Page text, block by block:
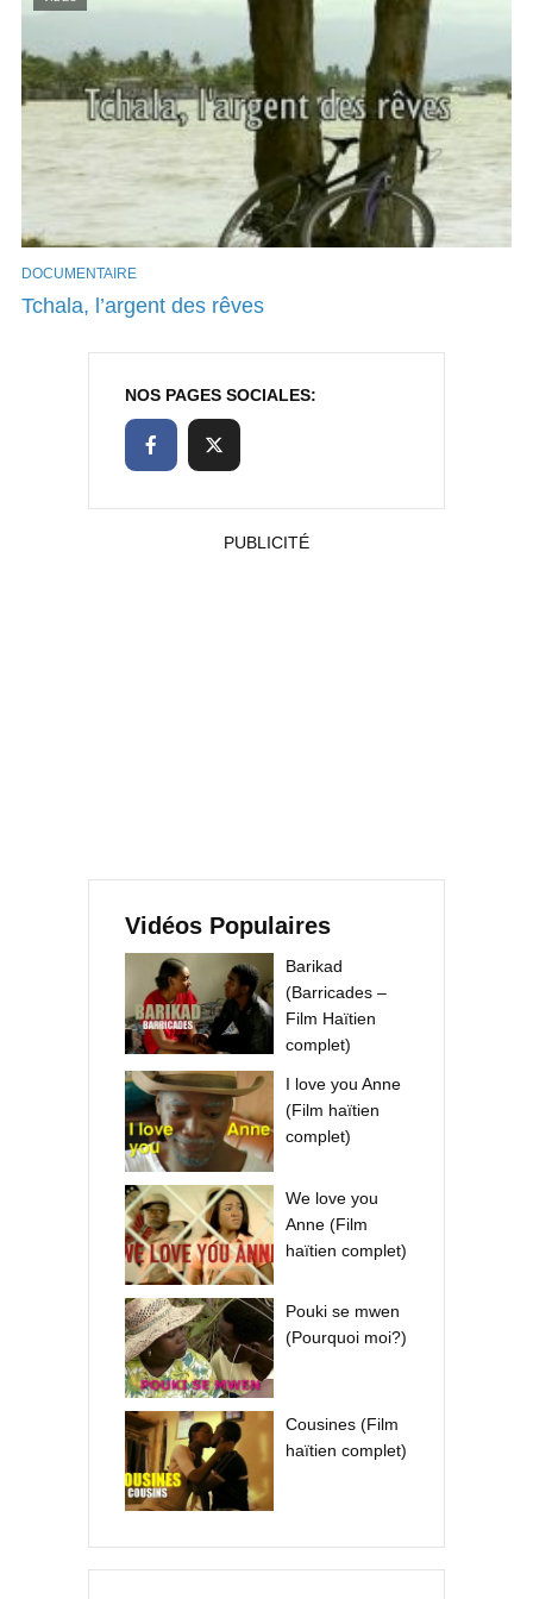
DOCUMENTAIRE
Tchala, l’argent des rêves
NOS PAGES SOCIALES:
PUBLICITÉ
Vidéos Populaires
Barikad
(Barricades –
Film Haïtien
complet)
I love you Anne
(Film haïtien
complet)
We love you
Anne (Film
haïtien complet)
Pouki se mwen
(Pourquoi moi?)
Cousines (Film
haïtien complet)